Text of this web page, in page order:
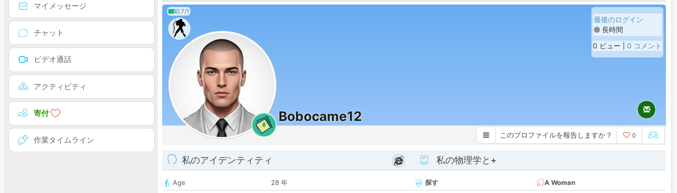
マイメッセージ
チャット
ビデオ通話
アクティビティ
寄付
作業タイムライン
0.7/1
0
Bobocame12
最後のログイン
長時間
0 ビュー | 0 コメント
このプロファイルを報告しますか？ 0
私のアイデンティティ
Age
28 年
私の物理学と+
探す
A Woman